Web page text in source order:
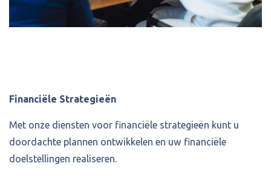
Financiële Strategieën
Met onze diensten voor financiële strategieën kunt u
doordachte plannen ontwikkelen en uw financiële
doelstellingen realiseren.